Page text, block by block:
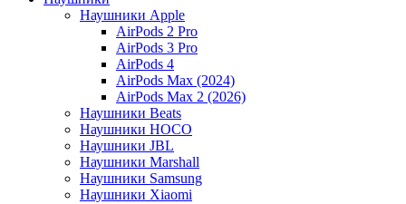
Наушники Apple
AirPods 2 Pro
AirPods 3 Pro
AirPods 4
AirPods Max (2024)
AirPods Max 2 (2026)
Наушники Beats
Наушники HOCO
Наушники JBL
Наушники Marshall
Наушники Samsung
Наушники Xiaomi